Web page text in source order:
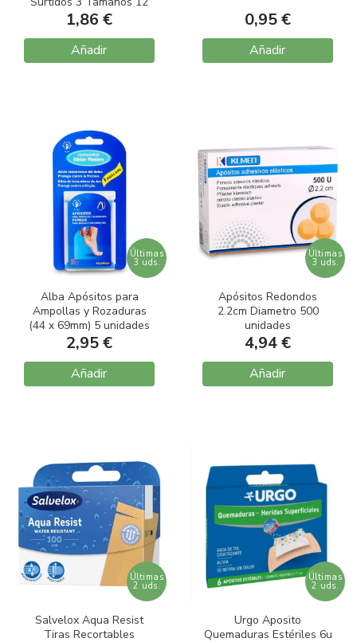
unidades
1,86 €
Añadir
0,95 €
Añadir
Últimas
3 uds.
Alba Apósitos para
Ampollas y Rozaduras
(44 x 69mm) 5 unidades
2,95 €
Añadir
Últimas
3 uds.
Apósitos Redondos
2.2cm Diametro 500
unidades
4,94 €
Añadir
Últimas
2 uds.
Salvelox Aqua Resist
Tiras Recortables
Últimas
2 uds.
Urgo Aposito
Quemaduras Estériles 6u